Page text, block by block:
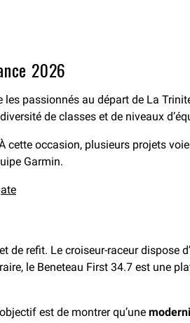
2026
les passionnés au départ de La
de classes et de niveaux
cette occasion, plusieurs projets
Garmin.
refit. Le croiseur-raceur dispose
le Beneteau First 34.7 est une
est de montrer qu’une